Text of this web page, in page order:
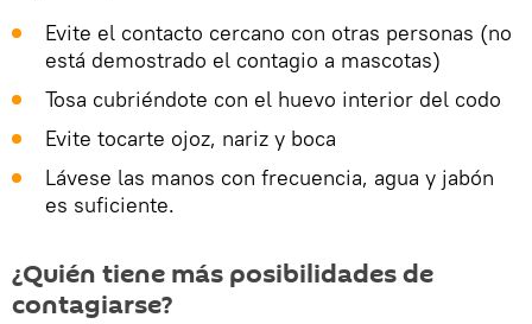
Evite el contacto cercano con otras personas (no
está demostrado el contagio a mascotas)
Tosa cubriéndote con el huevo interior del codo
Evite tocarte ojoz, nariz y boca
Lávese las manos con frecuencia, agua y jabón
es suficiente.
¿Quién tiene más posibilidades de
contagiarse?